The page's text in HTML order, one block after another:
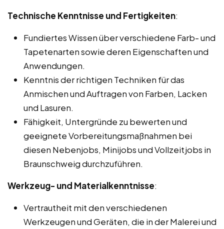
Technische Kenntnisse und Fertigkeiten:
Fundiertes Wissen über verschiedene Farb- und
Tapetenarten sowie deren Eigenschaften und
Anwendungen.
Kenntnis der richtigen Techniken für das
Anmischen und Auftragen von Farben, Lacken
und Lasuren.
Fähigkeit, Untergründe zu bewerten und
geeignete Vorbereitungsmaßnahmen bei
diesen Nebenjobs, Minijobs und Vollzeitjobs in
Braunschweig durchzuführen.
Werkzeug- und Materialkenntnisse:
Vertrautheit mit den verschiedenen
Werkzeugen und Geräten, die in der Malerei und